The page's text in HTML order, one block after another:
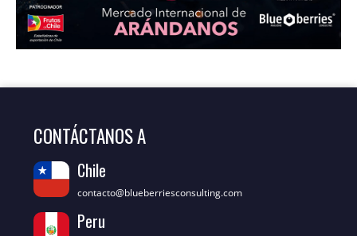
CONTÁCTANOS A
Chile
contacto@blueberriesconsulting.com
Peru